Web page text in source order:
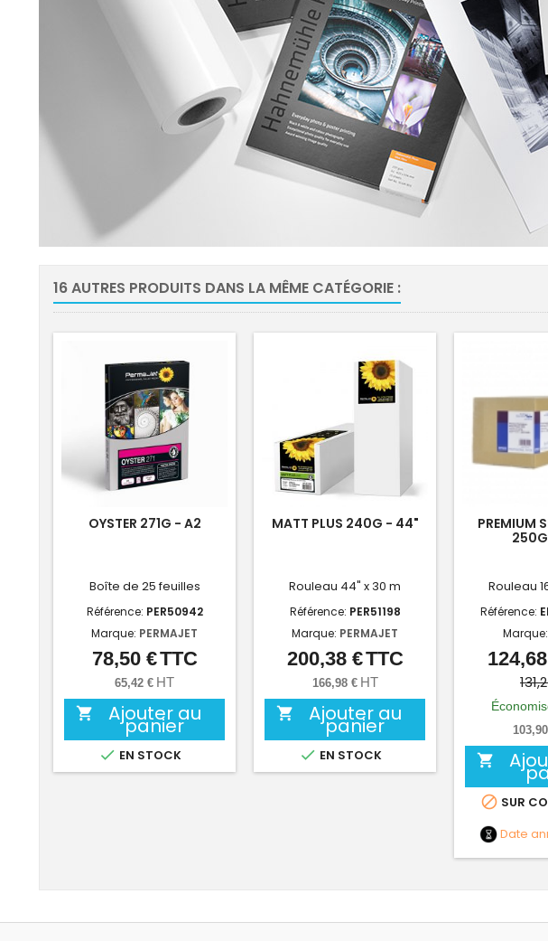
16 AUTRES PRODUITS DANS LA MÊME CATÉGORIE :
OYSTER 271G - A2
Boîte de 25 feuilles
Référence: PER50942
Marque: PERMAJET
Prix
78,50 €TTC
65,42 € HT
 Ajouter au
panier
 EN STOCK
MATT PLUS 240G - 44"
Rouleau 44" x 30 m
Référence: PER51198
Marque: PERMAJET
Prix
200,38 €TTC
166,98 € HT
 Ajouter au
panier
 EN STOCK
PREMIUM
Rouleau
Référence:
Marque:

 SUR
Date